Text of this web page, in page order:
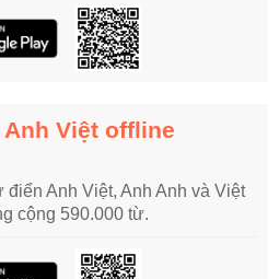
Việt offline
điển Anh Việt, Anh Anh và Việt
cộng 590.000 từ.